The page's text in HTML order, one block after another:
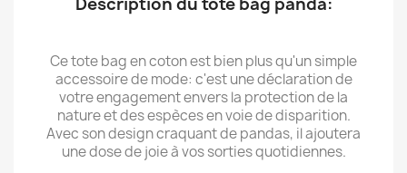
Ce tote bag en coton est bien plus qu'un simple
accessoire de mode: c'est une déclaration de
votre engagement envers la protection de la
nature et des espèces en voie de disparition.
Avec son design craquant de pandas, il ajoutera
une dose de joie à vos sorties quotidiennes.